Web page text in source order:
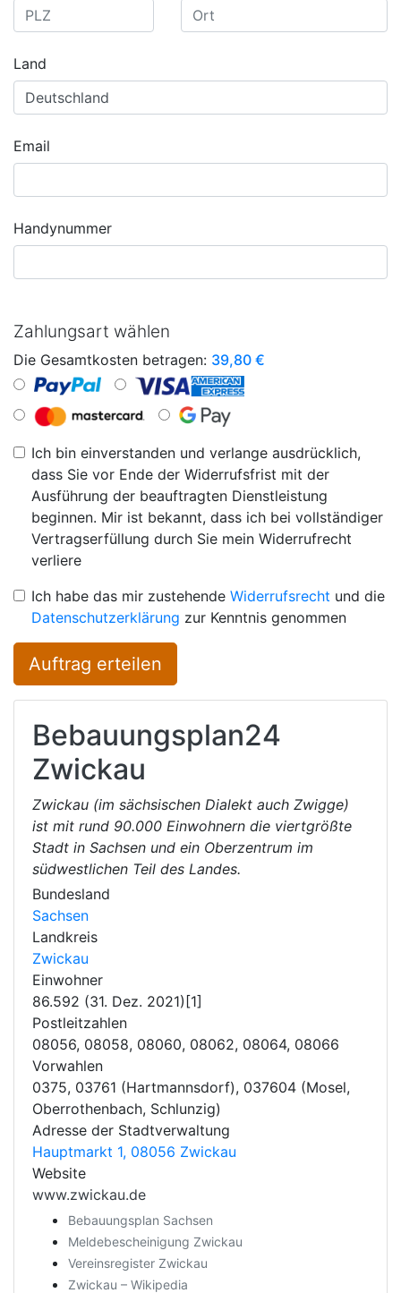
Land
Email
Handynummer
Zahlungsart wählen
Die Gesamtkosten betragen: 39,80 €
Ich bin einverstanden und verlange ausdrücklich,
dass Sie vor Ende der Widerrufsfrist mit der
Ausführung der beauftragten Dienstleistung
beginnen. Mir ist bekannt, dass ich bei vollständiger
Vertragserfüllung durch Sie mein Widerrufrecht
verliere
Ich habe das mir zustehende Widerrufsrecht und die
Datenschutzerklärung zur Kenntnis genommen
Auftrag erteilen
Bebauungsplan24
Zwickau
Zwickau (im sächsischen Dialekt auch Zwigge)
ist mit rund 90.000 Einwohnern die viertgrößte
Stadt in Sachsen und ein Oberzentrum im
südwestlichen Teil des Landes.
Bundesland
Sachsen
Landkreis
Zwickau
Einwohner
86.592 (31. Dez. 2021)[1]
Postleitzahlen
08056, 08058, 08060, 08062, 08064, 08066
Vorwahlen
0375, 03761 (Hartmannsdorf), 037604 (Mosel,
Oberrothenbach, Schlunzig)
Adresse der Stadtverwaltung
Hauptmarkt 1, 08056 Zwickau
Website
www.zwickau.de
Bebauungsplan Sachsen
Meldebescheinigung Zwickau
Vereinsregister Zwickau
Zwickau – Wikipedia